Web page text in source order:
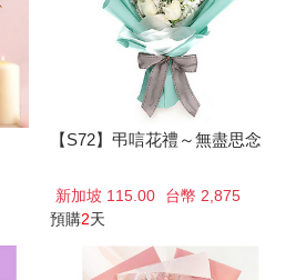
【S72】弔唁花禮～無盡思念
新加坡 115.00
台幣 2,875
預購2天